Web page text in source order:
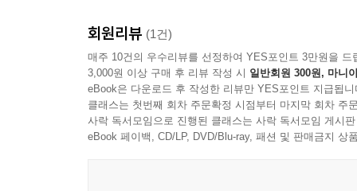
‘120회본’을 택한 이유는 그것이 ‘전全’이기 때문
이들 가운데 현재까지 가장 유명하면서 사람들
(1522~1566)의 무정후武定侯 곽훈郭勛의 집에
탁오卓吾)가 평점評點을 가해 펴낸 『이탁오선
회원리뷰 (1건)
매주 10건의 우수리뷰를 선정하여 YES포인트 3만원을 드
3,000원 이상 구매 후 리뷰 작성 시 일반회원 300원, 마니
eBook은 다운로드 후 작성한 리뷰만 YES포인트 지급됩니
클래스는 첫번째 회차 주문확정 시점부터 마지막 회차 주
사락 독서모임으로 진행된 클래스는 사락 독서모임 게시
eBook 페이백, CD/LP, DVD/Blu-ray, 패션 및 판매금지 상